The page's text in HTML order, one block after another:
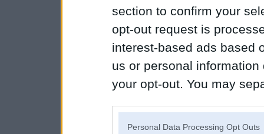
section to confirm your
opt-out request is
interest-based ads based
us or personal
your opt-out. You may
Personal Data Processing Opt Outs